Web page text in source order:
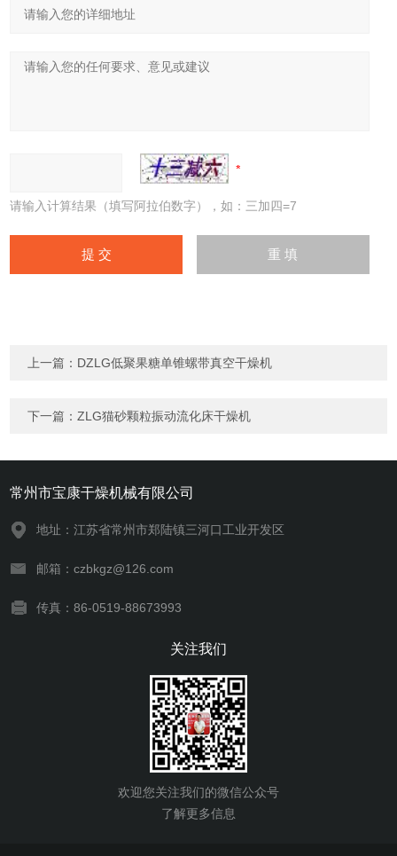
请输入计算结果（填写阿拉伯数字），如：三加四=7
上一篇： DZLG低聚果糖单锥螺带真空干燥机
下一篇：ZLG猫砂颗粒振动流化床干燥机
常州市宝康干燥机械有限公司
地址：江苏省常州市郑陆镇三河口工业开发区
邮箱：czbkgz@126.com
传真：86-0519-88673993
关注我们
欢迎您关注我们的微信公众号
了解更多信息